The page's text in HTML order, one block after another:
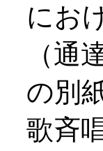
にお
（通
の別
歌斉